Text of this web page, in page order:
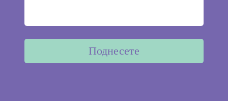
Поднесете